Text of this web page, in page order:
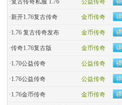
公益传奇
·复古传奇私服 1.76
金币传奇
·新开1.76复古传奇
金币传奇
·1.76 复古传奇发布
金币传奇
·传奇1.76复古版
公益传奇
·1.70公益传奇
公益传奇
·1.76公益传奇
金币传奇
·1.76金币传奇